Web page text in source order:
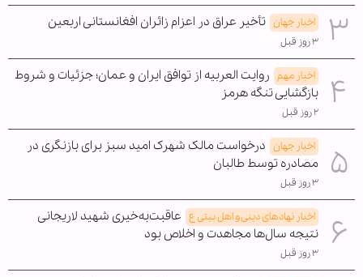
اخبار جهان تأخیر عراق در اعزام زائران افغانستانی اربعین
۳ روز قبل
اخبار مهم روایت العربیه از توافق ایران و عمان؛ جزئیات و شروط
بازگشایی تنگه هرمز
۲ روز قبل
اخبار جهان درخواست مالک شهرک امید سبز برای بازنگری در
مصادره توسط طالبان
۳ روز قبل
اخبار نهادهای دینی و اهل بیتی ع عاقبت‌به‌خیری شهید لاریجانی
نتیجه سال‌ها مجاهدت و اخلاص بود
۳ روز قبل